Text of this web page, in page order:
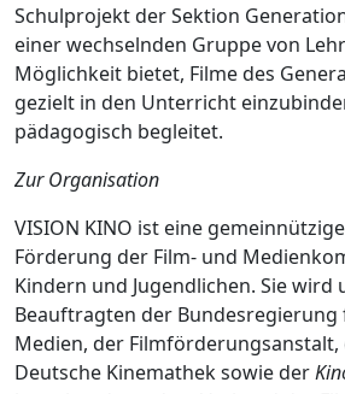
Schulprojekt der Sektion
einer wechselnden Gruppe von
Möglichkeit bietet, Filme des
gezielt in den Unterricht
pädagogisch begleitet.
Zur Organisation
VISION KINO ist eine
Förderung der Film- und
Kindern und Jugendlichen. Sie
Beauftragten der
Medien, der
Deutsche Kinemathek sowie der